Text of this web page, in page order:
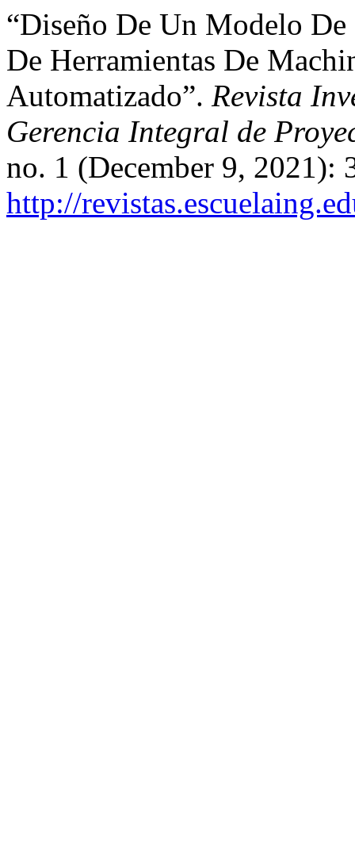
“Diseño De Un Modelo
De Herramientas De
Automatizado”. Revista
Gerencia Integral de
no. 1 (December 9, 2021):
http://